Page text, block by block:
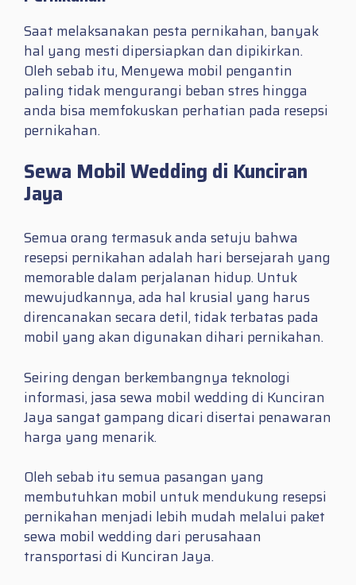
Saat melaksanakan pesta pernikahan, banyak
hal yang mesti dipersiapkan dan dipikirkan.
Oleh sebab itu, Menyewa mobil pengantin
paling tidak mengurangi beban stres hingga
anda bisa memfokuskan perhatian pada resepsi
pernikahan.
Sewa Mobil Wedding di Kunciran
Jaya
Semua orang termasuk anda setuju bahwa
resepsi pernikahan adalah hari bersejarah yang
memorable dalam perjalanan hidup. Untuk
mewujudkannya, ada hal krusial yang harus
direncanakan secara detil, tidak terbatas pada
mobil yang akan digunakan dihari pernikahan.
Seiring dengan berkembangnya teknologi
informasi, jasa sewa mobil wedding di Kunciran
Jaya sangat gampang dicari disertai penawaran
harga yang menarik.
Oleh sebab itu semua pasangan yang
membutuhkan mobil untuk mendukung resepsi
pernikahan menjadi lebih mudah melalui paket
sewa mobil wedding dari perusahaan
transportasi di Kunciran Jaya.